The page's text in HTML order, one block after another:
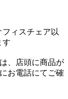
ィスチェア以
す
、店頭に商品が
お電話にてご確